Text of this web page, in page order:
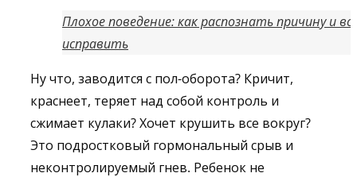
Плохое поведение: как распознать причину и
исправить
Ну что, заводится с пол-оборота? Кричит,
краснеет, теряет над собой контроль и
сжимает кулаки? Хочет крушить все вокруг?
Это подростковый гормональный срыв и
неконтролируемый гнев. Ребенок не